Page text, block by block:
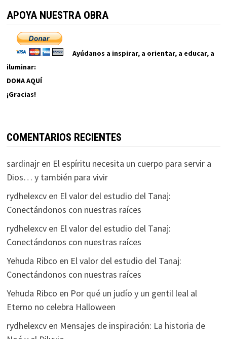
APOYA NUESTRA OBRA
Ayúdanos a inspirar, a orientar, a educar, a
iluminar:
DONA AQUÍ
¡Gracias!
COMENTARIOS RECIENTES
sardinajren El espíritu necesita un cuerpo para servir a
Dios… y también para vivir
rydhelexcven El valor del estudio del Tanaj:
Conectándonos con nuestras raíces
rydhelexcven El valor del estudio del Tanaj:
Conectándonos con nuestras raíces
Yehuda Ribco en El valor del estudio del Tanaj:
Conectándonos con nuestras raíces
Yehuda Ribco en Por qué un judío y un gentil leal al
Eterno no celebra Halloween
rydhelexcven Mensajes de inspiración: La historia de